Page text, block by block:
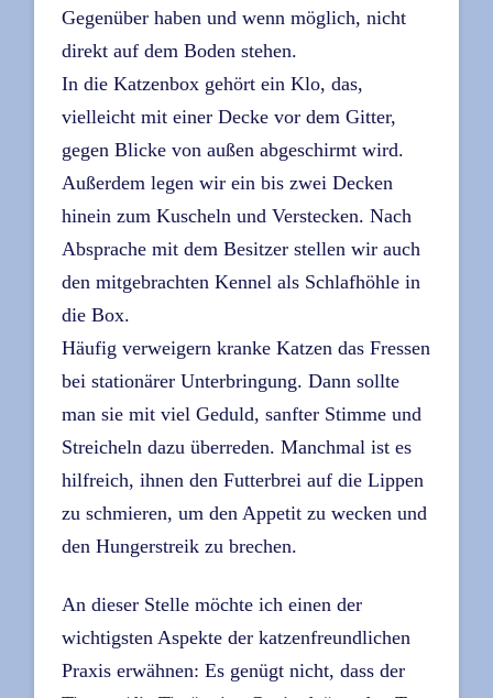
Gegenüber haben und wenn möglich, nicht
direkt auf dem Boden stehen.
In die Katzenbox gehört ein Klo, das,
vielleicht mit einer Decke vor dem Gitter,
gegen Blicke von außen abgeschirmt wird.
Außerdem legen wir ein bis zwei Decken
hinein zum Kuscheln und Verstecken. Nach
Absprache mit dem Besitzer stellen wir auch
den mitgebrachten Kennel als Schlafhöhle in
die Box.
Häufig verweigern kranke Katzen das Fressen
bei stationärer Unterbringung. Dann sollte
man sie mit viel Geduld, sanfter Stimme und
Streicheln dazu überreden. Manchmal ist es
hilfreich, ihnen den Futterbrei auf die Lippen
zu schmieren, um den Appetit zu wecken und
den Hungerstreik zu brechen.
An dieser Stelle möchte ich einen der
wichtigsten Aspekte der katzenfreundlichen
Praxis erwähnen: Es genügt nicht, dass der